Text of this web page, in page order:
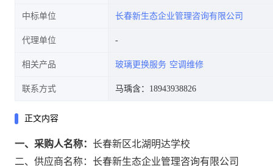
中标单位 长春新生态企业管理咨询有限公司
代理单位
相关产品 玻璃更换服务 空调维修
联系方式 马瑀含：18943938826
正文内容
一、采购人名称： 长春新区北湖明达学校
二、供应商名称： 长春新生态企业管理咨询有限公司